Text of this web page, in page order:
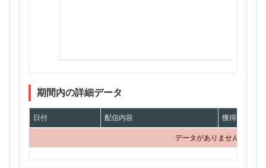
期間内の詳細データ
日付 配信内容 獲得額
データがありません